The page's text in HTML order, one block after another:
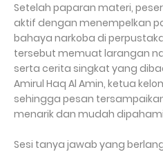
Setelah paparan materi,
aktif dengan menempelkan
bahaya narkoba di
tersebut memuat larangan
serta cerita singkat yang
Amirul Haq Al Amin, ketua
sehingga pesan
menarik dan mudah
Sesi tanya jawab yang